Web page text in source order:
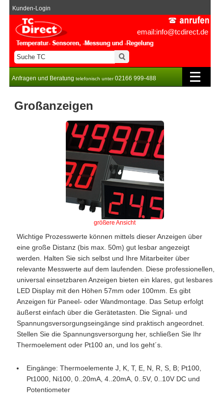
email:info@tcdirect.de
Kunden-Login
Anfragen und Beratung telefonisch unter02166 999-488
Großanzeigen
größere Ansicht
Wichtige Prozesswerte können mittels dieser Anzeigen über
eine große Distanz (bis max. 50m) gut lesbar angezeigt
werden. Halten Sie sich selbst und Ihre Mitarbeiter über
relevante Messwerte auf dem laufenden. Diese professionellen,
universal einsetzbaren Anzeigen bieten ein klares, gut lesbares
LED Display mit den Höhen 57mm oder 100mm. Es gibt
Anzeigen für Paneel- oder Wandmontage. Das Setup erfolgt
äußerst einfach über die Gerätetasten. Die Signal- und
Spannungsversorgungseingänge sind praktisch angeordnet.
Stellen Sie die Spannungsversorgung her, schließen Sie Ihr
Thermoelement oder Pt100 an, und los geht´s.
Eingänge: Thermoelemente J, K, T, E, N, R, S, B; Pt100,
Pt1000, Ni100, 0..20mA, 4..20mA, 0..5V, 0..10V DC und
Potentiometer